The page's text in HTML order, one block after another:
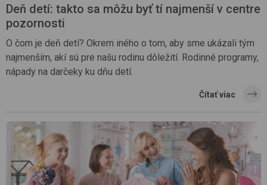
Deň detí: takto sa môžu byť tí najmenší v centre
pozornosti
O čom je deň detí? Okrem iného o tom, aby sme ukázali tým
najmenším, akí sú pre našu rodinu dôležití. Rodinné programy,
nápady na darčeky ku dňu detí.
Čítať viac